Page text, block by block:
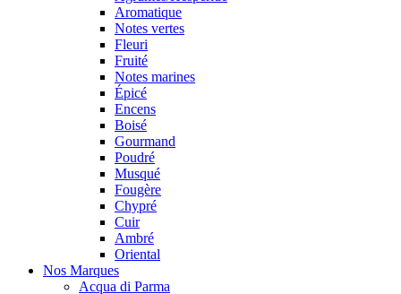
Aromatique
Notes vertes
Fleuri
Fruité
Notes marines
Épicé
Encens
Boisé
Gourmand
Poudré
Musqué
Fougère
Chypré
Cuir
Ambré
Oriental
Nos Marques
Acqua di Parma